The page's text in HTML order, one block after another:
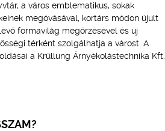
a város emblematikus, sokak
megóvásával, kortárs módon újult
formavilág megőrzésével és új
térként szolgálhatja a várost. A
a Krüllung Árnyékolástechnika Kft.